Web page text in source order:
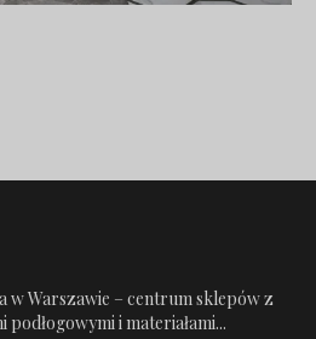
w Warszawie – centrum sklepów z
podłogowymi i materiałami...